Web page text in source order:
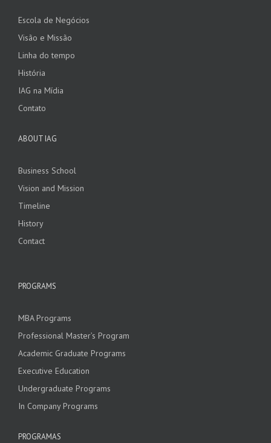
Escola de Negócios
Visão e Missão
Linha do tempo
História
IAG na Mídia
Contato
ABOUT IAG
Business School
Vision and Mission
Timeline
History
Contact
PROGRAMS
MBA Programs
Professional Master’s Program
Academic Graduate Programs
Executive Education
Undergraduate Programs
In Company Programs
PROGRAMAS